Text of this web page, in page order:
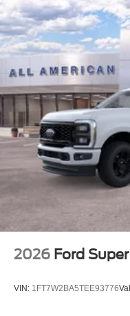
2026 Ford
VIN: 1FT7W2BA5TEE93776